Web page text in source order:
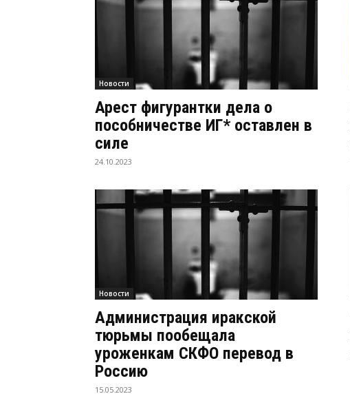
Новости
Арест фигурантки дела о
пособничестве ИГ* оставлен в
силе
24.10.2023
Новости
Администрация иракской
тюрьмы пообещала
уроженкам СКФО перевод в
Россию
15.05.2023